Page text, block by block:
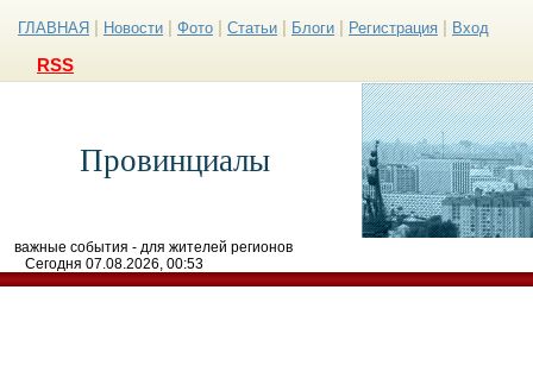
ГЛАВНАЯ Новости Фото Статьи Блоги Регистрация Вход
RSS
Провинциалы
важные события - для жителей регионов
Сегодня 07.08.2026, 00:53